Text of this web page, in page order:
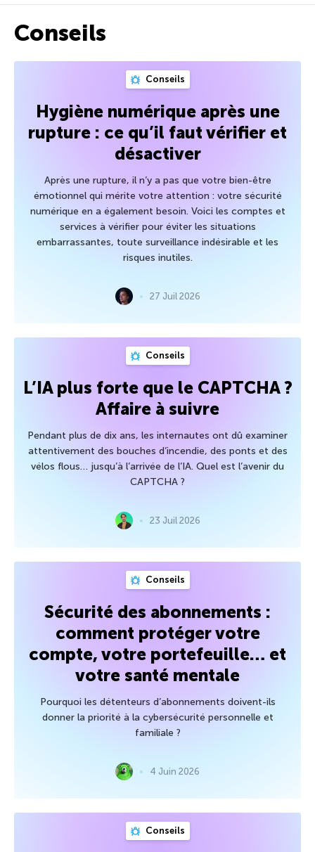
Conseils
Conseils
Hygiène numérique après une
rupture : ce qu’il faut vérifier et
désactiver
Après une rupture, il n’y a pas que votre bien-être
émotionnel qui mérite votre attention : votre sécurité
numérique en a également besoin. Voici les comptes et
services à vérifier pour éviter les situations
embarrassantes, toute surveillance indésirable et les
risques inutiles.
27 Juil 2026
Conseils
L’IA plus forte que le CAPTCHA ?
Affaire à suivre
Pendant plus de dix ans, les internautes ont dû examiner
attentivement des bouches d’incendie, des ponts et des
vélos flous… jusqu’à l’arrivée de l’IA. Quel est l’avenir du
CAPTCHA ?
23 Juil 2026
Conseils
Sécurité des abonnements :
comment protéger votre
compte, votre portefeuille… et
votre santé mentale
Pourquoi les détenteurs d’abonnements doivent-ils
donner la priorité à la cybersécurité personnelle et
familiale ?
4 Juin 2026
Conseils